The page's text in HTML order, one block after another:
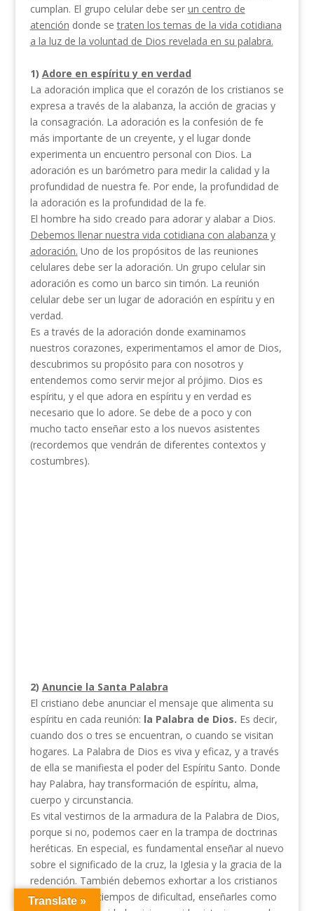
cumplan. El grupo celular debe ser un centro de
atención donde setraten los temas de la vida cotidiana
a la luz de la voluntad de Dios revelada en su palabra.
1) Adore en espíritu y en verdad
La adoración implica que el corazón de los cristianos se
expresa a través de la alabanza, la acción de gracias y
la consagración. La adoración es la confesión de fe
más importante de un creyente, y el lugar donde
experimenta un encuentro personal con Dios. La
adoración es un barómetro para medir la calidad y la
profundidad de nuestra fe. Por ende, la profundidad de
la adoración es la profundidad de la fe.
El hombre ha sido creado para adorar y alabar a Dios.
Debemos llenar nuestra vida cotidiana con alabanza y
adoración. Uno de los propósitos de las reuniones
celulares debe ser la adoración. Un grupo celular sin
adoración es como un barco sin timón. La reunión
celular debe ser un lugar de adoración en espíritu y en
verdad.
Es a través de la adoración donde examinamos
nuestros corazones, experimentamos el amor de Dios,
descubrimos su propósito para con nosotros y
entendemos como servir mejor al prójimo. Dios es
espíritu, y el que adora en espíritu y en verdad es
necesario que lo adore. Se debe de a poco y con
mucho tacto enseñar esto a los nuevos asistentes
(recordemos que vendrán de diferentes contextos y
costumbres).
2) Anuncie la Santa Palabra
El cristiano debe anunciar el mensaje que alimenta su
espíritu en cada reunión: la Palabra de Dios. Es decir,
cuando dos o tres se encuentran, o cuando se visitan
hogares. La Palabra de Dios es viva y eficaz, y a través
de ella se manifiesta el poder del Espíritu Santo. Donde
hay Palabra, hay transformación de espíritu, alma,
cuerpo y circunstancia.
Es vital vestirnos de la armadura de la Palabra de Dios,
porque si no, podemos caer en la trampa de doctrinas
heréticas. En especial, es fundamental enseñar al nuevo
sobre el significado de la cruz, la Iglesia y la gracia de la
redención. También debemos exhortar a los cristianos
que pasan por tiempos de dificultad, enseñarles como
Translate »